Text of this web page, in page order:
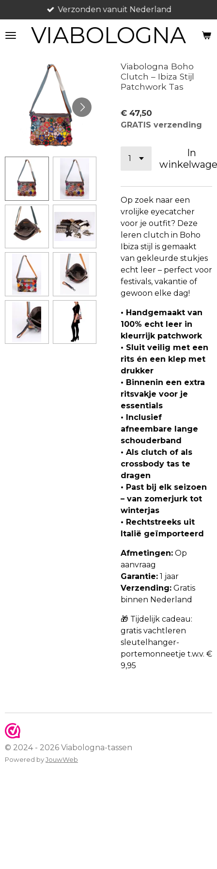
direct
naar
VIABOLOGNA
Verzonden vanuit Nederland
Viabologna Boho
Clutch – Ibiza Stijl
Patchwork Tas
€ 47,50
GRATIS verzending
In
Op zoek naar een
vrolijke eyecatcher
voor je outfit? Deze
leren clutch in Boho
Ibiza stijl is gemaakt
van gekleurde stukjes
echt leer – perfect voor
festivals, vakantie of
gewoon elke dag!
• Handgemaakt van
100% echt leer in
kleurrijk patchwork
• Sluit veilig met een
rits én een klep met
drukker
• Binnenin een extra
ritsvakje voor je
essentials
• Inclusief
afneembare lange
schouderband
• Als clutch of als
crossbody tas te
dragen
• Past bij elk seizoen
– van zomerjurk tot
winterjas
• Rechtstreeks uit
Italië geïmporteerd
Afmetingen: Op
aanvraag
Garantie: 1 jaar
Verzending: Gratis
binnen Nederland
🎁 Tijdelijk cadeau:
gratis vachtleren
sleutelhanger-
portemonneetje t.w.v. €
9,95
© 2024 - 2026 Viabologna-tassen
Powered byJouwWeb